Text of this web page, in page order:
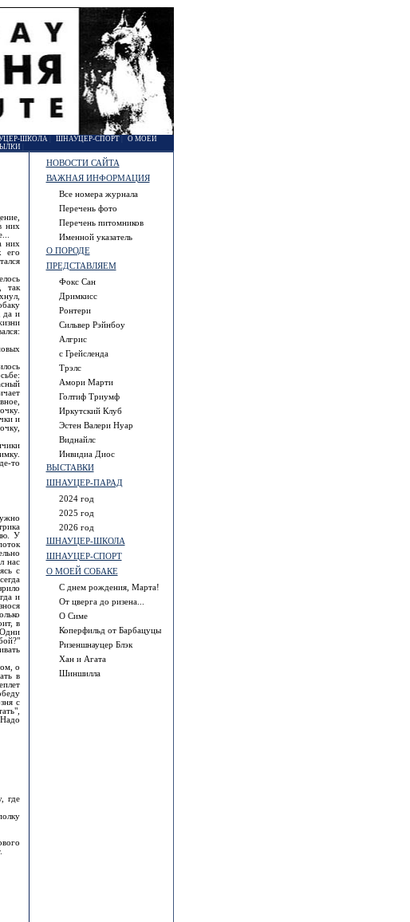
ШКОЛА| ШНАУЦЕР-СПОРТ|
О МОЕЙ
них
них
его
так
да и
и
то
У
нас
с
и
в
о
в
с
где
НОВОСТИ САЙТА
ВАЖНАЯ ИНФОРМАЦИЯ
Все номера журнала
Перечень фото
Перечень питомников
Именной указатель
О ПОРОДЕ
ПРЕДСТАВЛЯЕМ
Фокс Сан
Дримкисс
Ронтери
Сильвер Рэйнбоу
Алгрис
с Грейсленда
Трэлс
Амори Марти
Голтиф Триумф
Иркутский Клуб
Эстен Валери Нуар
Виднайлс
Инвидиа Диос
ВЫСТАВКИ
ШНАУЦЕР-ПАРАД
2024 год
2025 год
2026 год
ШНАУЦЕР-ШКОЛА
ШНАУЦЕР-СПОРТ
О МОЕЙ СОБАКЕ
С днем рождения, Марта!
От цверга до ризена...
О Симе
Коперфильд от Барбацуцы
Ризеншнауцер Блэк
Хан и Агата
Шиншилла